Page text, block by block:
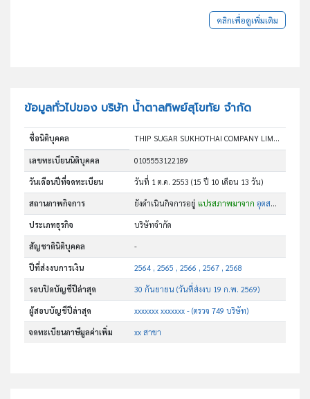
คลิกเพื่อดูเพิ่มเติม
ข้อมูลทั่วไปของ บริษัท น้ำตาลทิพย์สุโขทัย จำกัด
ชื่อนิติบุคคล THIP SUGAR SUKHOTHAI COMPANY LIMITED
เลขทะเบียนนิติบุคคล 0105553122189
วันเดือนปีที่จดทะเบียน วันที่ 1 ต.ค. 2553(15 ปี 10 เดือน 13 วัน)
สถานภาพกิจการ ยังดำเนินกิจการอยู่ แปรสภาพมาจากอุตสาหกรรมน้ำตาลอุตรดิตถ์ จำกัด
ประเภทธุรกิจ บริษัทจำกัด
สัญชาตินิติบุคคล -
ปีที่ส่งงบการเงิน 2564 , 2565 , 2566 , 2567 , 2568
รอบปิดบัญชีปีล่าสุด 30 กันยายน (วันที่ส่งงบ 19 ก.พ. 2569)
ผู้สอบบัญชีปีล่าสุด xxxxxxx xxxxxxx - (ตรวจ 749 บริษัท)
จดทะเบียนภาษีมูลค่าเพิ่ม xx สาขา